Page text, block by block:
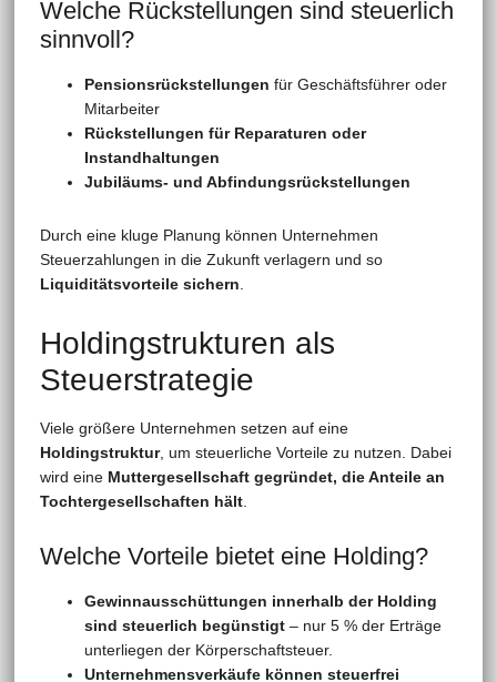
Welche Rückstellungen sind steuerlich
sinnvoll?
Pensionsrückstellungen für Geschäftsführer oder
Mitarbeiter
Rückstellungen für Reparaturen oder
Instandhaltungen
Jubiläums- und Abfindungsrückstellungen
Durch eine kluge Planung können Unternehmen
Steuerzahlungen in die Zukunft verlagern und so
Liquiditätsvorteile sichern
Holdingstrukturen als
Steuerstrategie
Viele größere Unternehmen setzen auf eine
Holdingstruktur, um steuerliche Vorteile zu nutzen. Dabei
wird eine Muttergesellschaft gegründet, die Anteile an
Tochtergesellschaften hält.
Welche Vorteile bietet eine Holding?
Gewinnausschüttungen innerhalb der Holding
sind steuerlich begünstigt– nur 5 % der Erträge
unterliegen der Körperschaftsteuer.
Unternehmensverkäufe können steuerfrei